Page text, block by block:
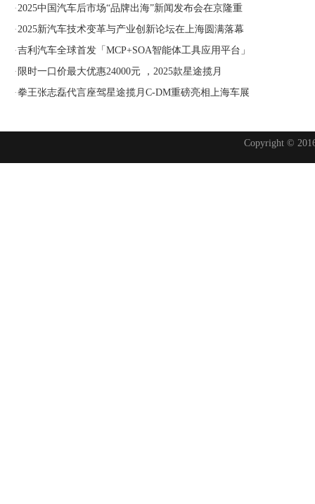
·2025中国汽车后市场“品牌出海”新闻发布会在京隆重
·2025新汽车技术变革与产业创新论坛在上海圆满落幕
·吉利汽车全球首发「MCP+SOA智能体工具应用平台」
· 限时一口价最大优惠24000元 ，2025款星途揽月
·拳王张志磊代言座驾星途揽月C-DM重磅亮相上海车展
Copyright ©